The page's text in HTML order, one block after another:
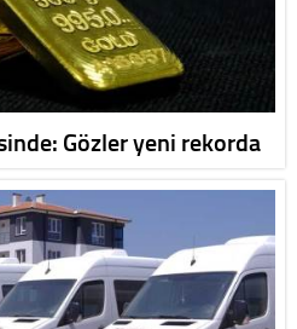
Gözler yeni rekorda